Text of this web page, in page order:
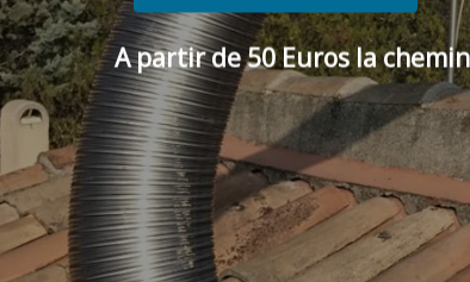
A partir de 50 Euros la